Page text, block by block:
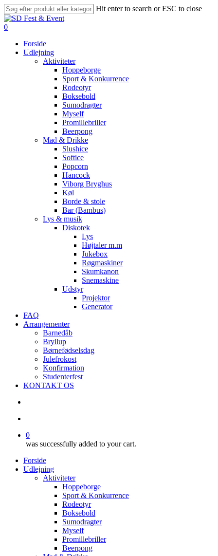
Skip
to
main
Hit enter to search or ESC to close
Close
Search
search
account
0
Forside
Udlejning
Aktiviteter
Hoppeborge
Sport & Konkurrence
Rodeotyr
Boksebold
Sumodragter
Myself
Promillebriller
Beerpong
Mad & Drikke
Slushice
Softice
Popcorn
Hancock
Viborg Bryghus
Køl
Borde & stole
Bar (Bambus)
Lys & musik
Diskotek
Lys
Højtaler m.m
Jukebox
Røgmaskiner
Skumkanon
Snemaskine
Udstyr
Projektor
Generator
FAQ
Arrangementer
Barnedåb
Bryllup
Børnefødselsdag
Julefrokost
Konfirmation
Studenterfest
KONTAKT OS
0
was successfully added to your cart.
Forside
Udlejning
Aktiviteter
Hoppeborge
Sport & Konkurrence
Rodeotyr
Boksebold
Sumodragter
Myself
Promillebriller
Beerpong